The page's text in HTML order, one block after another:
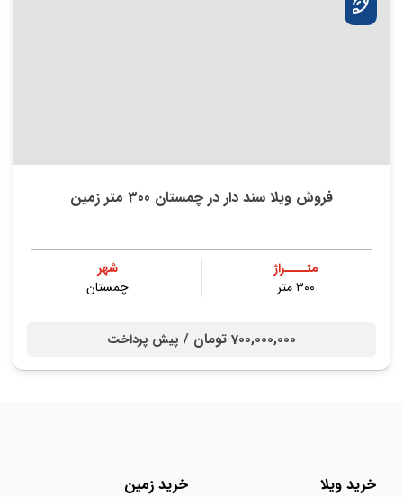
فروش ویلا سند دار در چمستان 300 متر زمین
متــــراژ
۳۰۰ متر
شهر
چمستان
700,000,000 تومان / پیش پرداخت
خرید ویلا خرید زمین